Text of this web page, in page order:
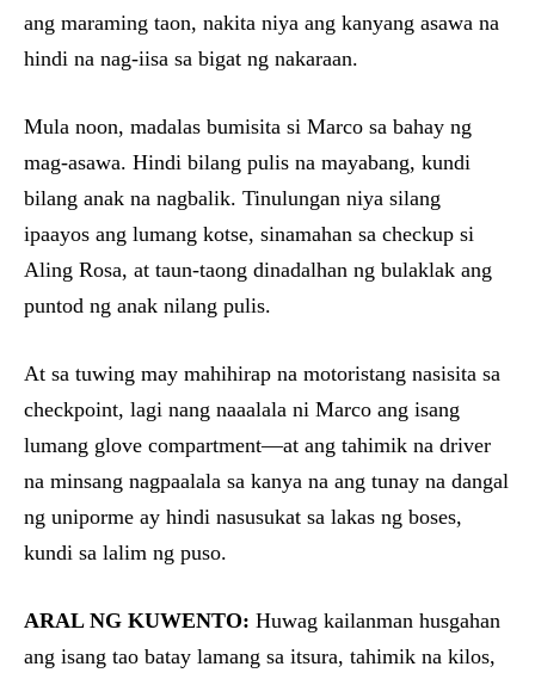
ang maraming taon, nakita niya ang kanyang asawa na
hindi na nag-iisa sa bigat ng nakaraan.
Mula noon, madalas bumisita si Marco sa bahay ng
mag-asawa. Hindi bilang pulis na mayabang, kundi
bilang anak na nagbalik. Tinulungan niya silang
ipaayos ang lumang kotse, sinamahan sa checkup si
Aling Rosa, at taun-taong dinadalhan ng bulaklak ang
puntod ng anak nilang pulis.
At sa tuwing may mahihirap na motoristang nasisita sa
checkpoint, lagi nang naaalala ni Marco ang isang
lumang glove compartment—at ang tahimik na driver
na minsang nagpaalala sa kanya na ang tunay na dangal
ng uniporme ay hindi nasusukat sa lakas ng boses,
kundi sa lalim ng puso.
ARAL NG KUWENTO: Huwag kailanman husgahan
ang isang tao batay lamang sa itsura, tahimik na kilos,